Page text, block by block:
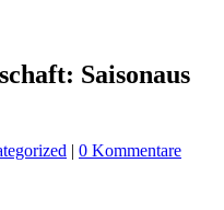
Saisonaus
| 0 Kommentare